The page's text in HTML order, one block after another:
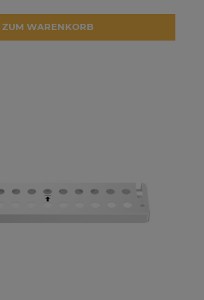
ZUM WARENKORB